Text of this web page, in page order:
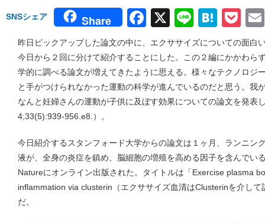
SNSシェア Share Facebook
X Line
昨日ピックアップした論文の中に、エクササイズについての面白
今日から２回に分けて紹介することにした。この２編にかかわら
学的に調べる論文が増えてきたように思える。様々なテクノロジ
と手がつけられなかった運動の科学が進んでいるのだと思う。我
なんと妊婦さんの運動が子供に及ぼす効果についての論文を発表
4;33(5):939-956.e8.）。
今日紹介するスタンフォード大学からの論文は１ヶ月、ランニン
液が、全身の炎症を鎮め、脳細胞の増殖を高める因子を含んでい
Natureにオンライン出版された。タイトルは「Exercise plasma
inflammation via clusterin（エクササイズ血清はClusterinを介し
だ。